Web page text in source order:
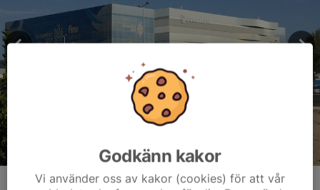
Godkänn kakor
Vi använder oss av kakor (cookies) för att vår